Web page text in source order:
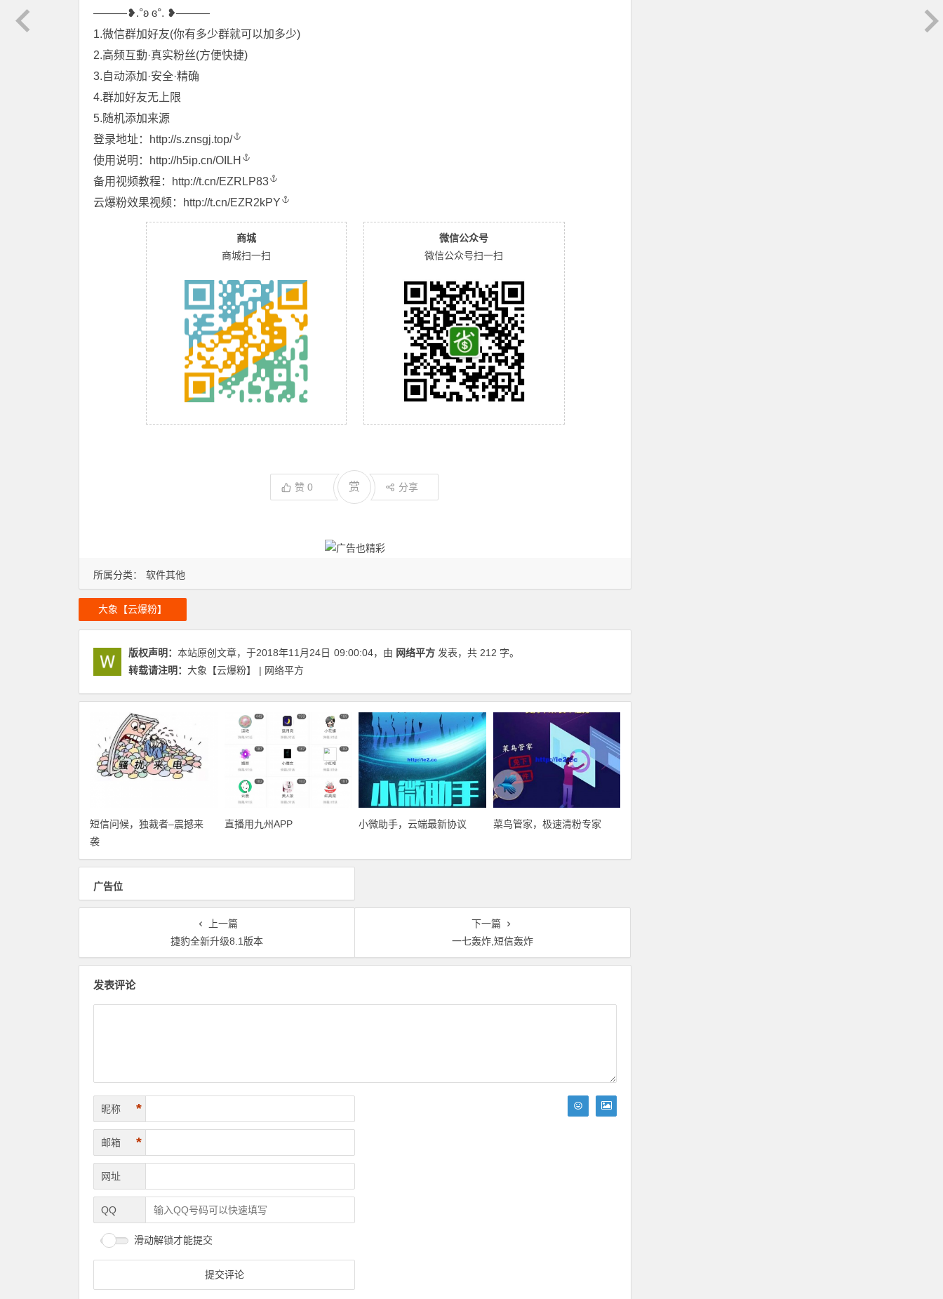
所属分类： 软件其他
———❥.°ʚ ɞ°. ❥———
1.微信群加好友(你有多少群就可以加多少)
2.高频互動·真实粉丝(方便快捷)
3.自动添加·安全·精确
4.群加好友无上限
5.随机添加来源
登录地址：
http://s.znsgj.top/
使用说明：
http://h5ip.cn/OILH
备用视频教程：
http://t.cn/EZRLP83
云爆粉效果视频：
http://t.cn/EZR2kPY
商城
商城扫一扫
微信公众号
微信公众号扫一扫
赞 0 赏 分享
大象【云爆粉】
版权声明： 本站原创文章，于2018年11月24日 09:00:04，由 网络平方 发表，共 212 字。
转载请注明： 大象【云爆粉】 | 网络平方
短信问候，独裁者–震撼来
袭
直播用九州APP 小微助手，云端最新协议 菜鸟管家，极速清粉专家
广告位
上一篇
捷豹全新升级8.1版本
下一篇
一七轰炸,短信轰炸
发表评论
昵称 *
邮箱 *
网址
QQ
滑动解锁才能提交